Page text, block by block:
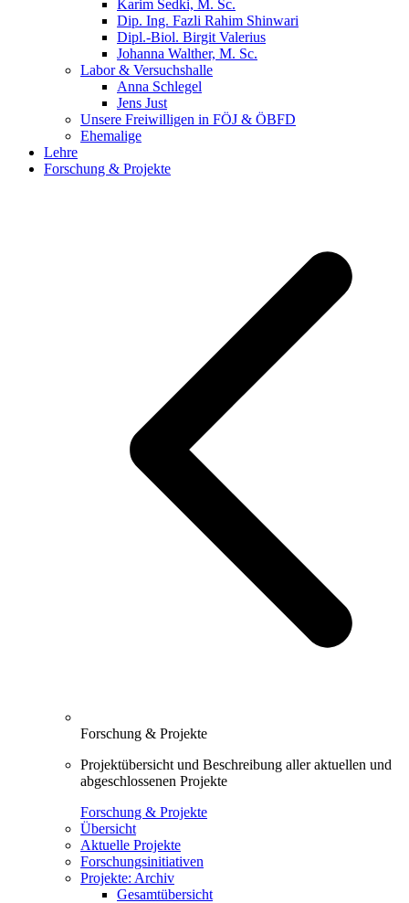
Karim Sedki, M. Sc.
Dip. Ing. Fazli Rahim Shinwari
Dipl.-Biol. Birgit Valerius
Johanna Walther, M. Sc.
Labor & Versuchshalle
Anna Schlegel
Jens Just
Unsere Freiwilligen in FÖJ & ÖBFD
Ehemalige
Lehre
Forschung & Projekte
Forschung & Projekte
Projektübersicht und Beschreibung aller aktuellen und
abgeschlossenen Projekte
Forschung & Projekte
Übersicht
Aktuelle Projekte
Forschungsinitiativen
Projekte: Archiv
Gesamtübersicht